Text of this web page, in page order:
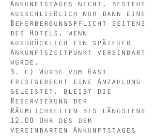
Ankunftstages nicht, besteht
ausschließlich nur dann eine
Beherbergungspflicht seitens
des Hotels, wenn
ausdrücklich ein späterer
Ankunftszeitpunkt vereinbart
wurde.
3. c) Wurde vom Gast
fristgerecht eine Anzahlung
geleistet, bleibt die
Reservierung der
Räumlichkeiten bis längstens
12.00 Uhr des dem
vereinbarten Ankunftstages